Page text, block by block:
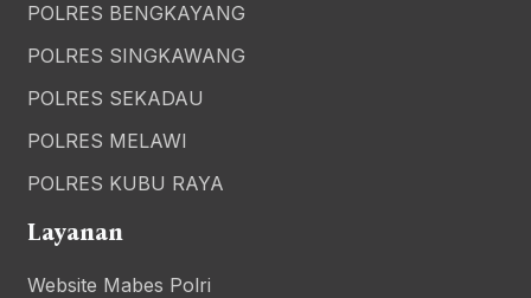
POLRES BENGKAYANG
POLRES SINGKAWANG
POLRES SEKADAU
POLRES MELAWI
POLRES KUBU RAYA
Layanan
Website Mabes Polri